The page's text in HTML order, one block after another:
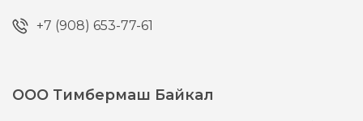
+7 (908) 653-77-61
ООО Тимбермаш Байкал